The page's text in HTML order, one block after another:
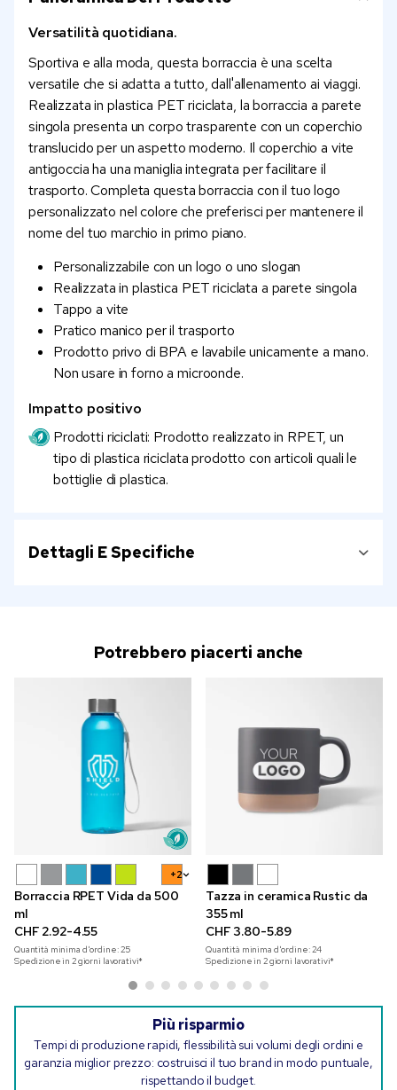
Versatilità quotidiana.
Sportiva e alla moda, questa borraccia è una scelta
versatile che si adatta a tutto, dall'allenamento ai viaggi.
Realizzata in plastica PET riciclata, la borraccia a parete
singola presenta un corpo trasparente con un coperchio
translucido per un aspetto moderno. Il coperchio a vite
antigoccia ha una maniglia integrata per facilitare il
trasporto. Completa questa borraccia con il tuo logo
personalizzato nel colore che preferisci per mantenere il
nome del tuo marchio in primo piano.
Personalizzabile con un logo o uno slogan
Realizzata in plastica PET riciclata a parete singola
Tappo a vite
Pratico manico per il trasporto
Prodotto privo di BPA e lavabile unicamente a mano.
Non usare in forno a microonde.
Impatto positivo
Prodotti riciclati: Prodotto realizzato in RPET, un
tipo di plastica riciclata prodotto con articoli quali le
bottiglie di plastica.
Dettagli E Specifiche
Potrebbero piacerti anche
+2
Borraccia RPET Vida da 500
ml
CHF 2.92-4.55
Quantità minima d'ordine:25
Spedizione in 2 giorni lavorativi*
Tazza in ceramica Rustic da
355 ml
CHF 3.80-5.89
Quantità minima d'ordine:24
Spedizione in 2 giorni lavorativi*
Più risparmio
Tempi di produzione rapidi, flessibilità sui volumi degli ordini e
garanzia miglior prezzo: costruisci il tuo brand in modo puntuale,
rispettando il budget.